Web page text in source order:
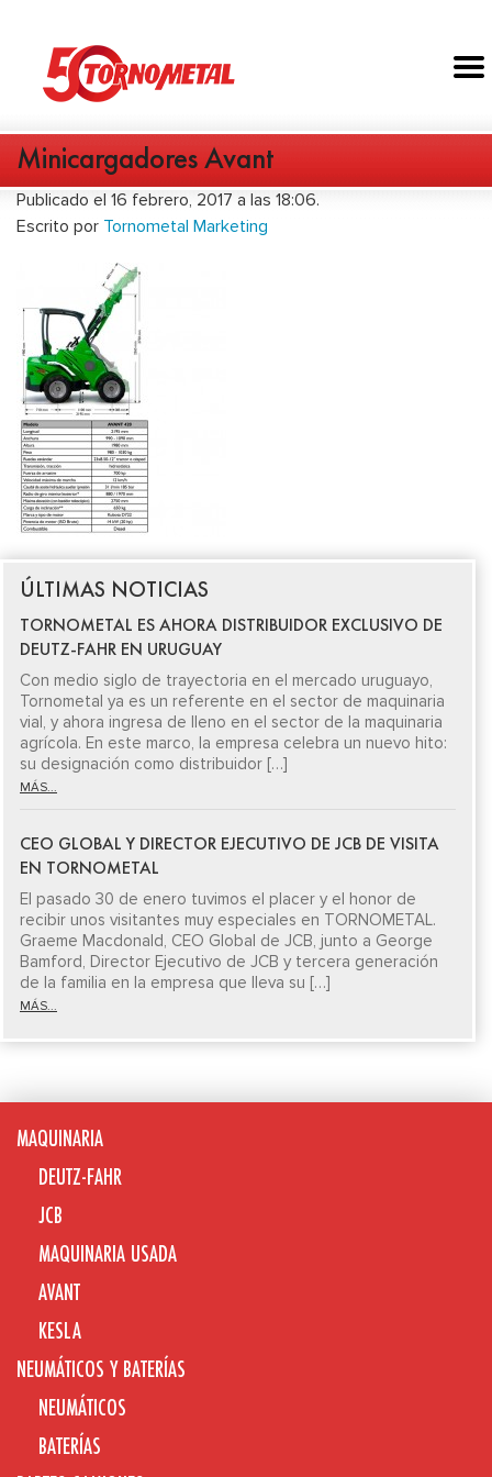
Minicargadores Avant
Publicado el 16 febrero, 2017 a las 18:06.
Escrito por Tornometal Marketing
ÚLTIMAS NOTICIAS
TORNOMETAL ES AHORA DISTRIBUIDOR EXCLUSIVO DE
DEUTZ-FAHR EN URUGUAY
Con medio siglo de trayectoria en el mercado uruguayo,
Tornometal ya es un referente en el sector de maquinaria
vial, y ahora ingresa de lleno en el sector de la maquinaria
agrícola. En este marco, la empresa celebra un nuevo hito:
su designación como distribuidor […]
MÁS...
CEO GLOBAL Y DIRECTOR EJECUTIVO DE JCB DE VISITA
EN TORNOMETAL
El pasado 30 de enero tuvimos el placer y el honor de
recibir unos visitantes muy especiales en TORNOMETAL.
Graeme Macdonald, CEO Global de JCB, junto a George
Bamford, Director Ejecutivo de JCB y tercera generación
de la familia en la empresa que lleva su […]
MÁS...
MAQUINARIA
DEUTZ-FAHR
JCB
MAQUINARIA USADA
AVANT
KESLA
NEUMÁTICOS Y BATERÍAS
NEUMÁTICOS
BATERÍAS